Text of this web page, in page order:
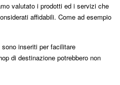
valutato i prodotti ed i servizi che
affidabili. Come ad esempio
inseriti per facilitare
di destinazione potrebbero non